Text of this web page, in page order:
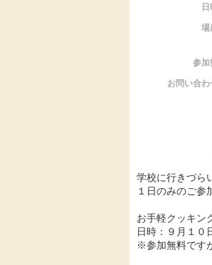
場
参加
お問い合わ
学校に行きづら
１日のみのご参
お手軽クッキン
日時：９月１０
※参加無料です